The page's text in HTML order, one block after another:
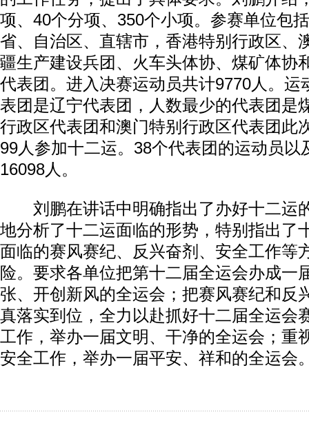
项、40个分项、350个小项。参赛单位包
省、自治区、直辖市，香港特别行政区、
疆生产建设兵团、火车头体协、煤矿体协
代表团。进入决赛运动员共计9770人。运
表团是辽宁代表团，人数最少的代表团是
行政区代表团和澳门特别行政区代表团此
99人参加十二运。38个代表团的运动员以
16098人。
刘鹏在讲话中明确指出了办好十二运
地分析了十二运面临的形势，特别指出了
面临的赛风赛纪、反兴奋剂、安全工作等
险。要求各单位把第十二届全运会办成一
张、开创新风的全运会；把赛风赛纪和反
真落实到位，全力以赴抓好十二届全运会
工作，举办一届文明、干净的全运会；重
安全工作，举办一届平安、祥和的全运会